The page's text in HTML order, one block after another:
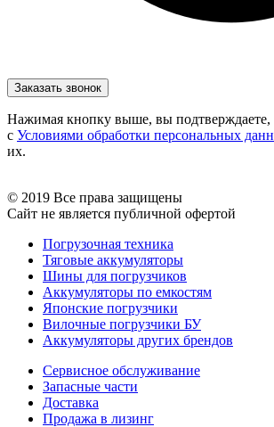
Нажимая кнопку выше, вы подтверждаете,
с Условиями обработки персональных
их.
© 2019 Все права защищены
Сайт не является публичной офертой
Погрузочная техника
Тяговые аккумуляторы
Шины для погрузчиков
Аккумуляторы по емкостям
Японские погрузчики
Вилочные погрузчики БУ
Аккумуляторы других брендов
Сервисное обслуживание
Запасные части
Доставка
Продажа в лизинг